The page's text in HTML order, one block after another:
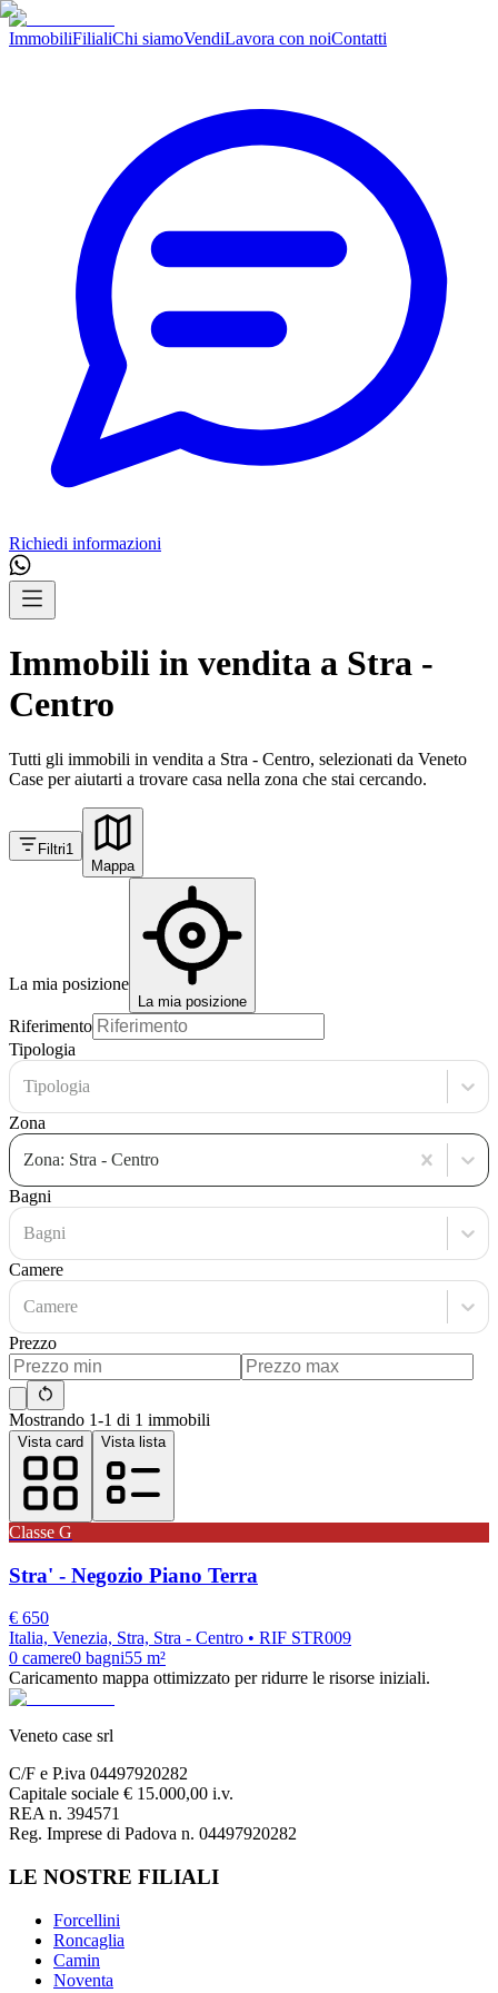
ImmobiliFilialiChi siamoVendiLavora con noiContatti
Richiedi informazioni
Immobili in vendita a Stra -
Centro
Tutti gli immobili in vendita a Stra - Centro, selezionati da Veneto
Case per aiutarti a trovare casa nella zona che stai cercando.
Filtri1
Mappa
La mia posizione
La mia posizione
Riferimento
Tipologia
Tipologia
Zona
Zona: Stra - Centro
Bagni
Bagni
Camere
Camere
Prezzo
Mostrando 1-1 di 1 immobili
Vista card Vista lista
Classe G
Stra' - Negozio Piano Terra
€ 650
Italia, Venezia, Stra, Stra - Centro • RIF STR009
0 camere0 bagni55 m²
Caricamento mappa ottimizzato per ridurre le risorse iniziali.
Veneto case srl
C/F e P.iva 04497920282
Capitale sociale € 15.000,00 i.v.
REA n. 394571
Reg. Imprese di Padova n. 04497920282
LE NOSTRE FILIALI
Forcellini
Roncaglia
Camin
Noventa